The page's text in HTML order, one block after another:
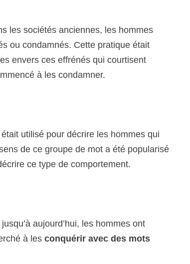
les sociétés anciennes, les hommes
ou condamnés. Cette pratique était
envers ces effrénés qui courtisent
à les condamner.
utilisé pour décrire les hommes qui
de ce groupe de mot a été popularisé
ce type de comportement.
aujourd’hui, les hommes ont
à lesconquérir avec des mots